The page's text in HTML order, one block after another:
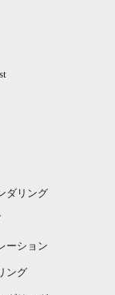
ダリング
ーション
ング